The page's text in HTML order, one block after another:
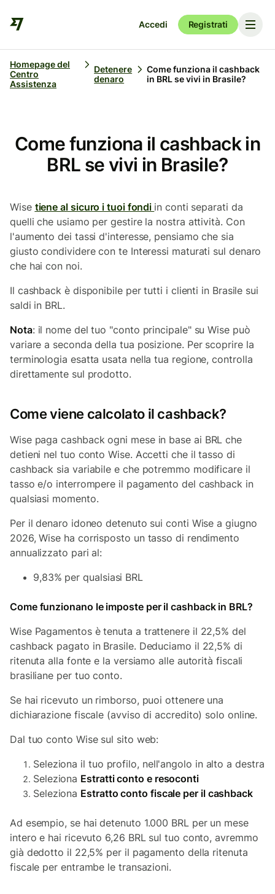
Accedi Registrati
Homepage del
Centro
Assistenza
Detenere
denaro
Come funziona il cashback
in BRL se vivi in Brasile?
Come funziona il cashback in
BRL se vivi in Brasile?
Wise tiene al sicuro i tuoi fondi in conti separati da
quelli che usiamo per gestire la nostra attività. Con
l'aumento dei tassi d'interesse, pensiamo che sia
giusto condividere con te Interessi maturati sul denaro
che hai con noi.
Il cashback è disponibile per tutti i clienti in Brasile sui
saldi in BRL.
Nota: il nome del tuo "conto principale" su Wise può
variare a seconda della tua posizione. Per scoprire la
terminologia esatta usata nella tua regione, controlla
direttamente sul prodotto.
Come viene calcolato il cashback?
Wise paga cashback ogni mese in base ai BRL che
detieni nel tuo conto Wise. Accetti che il tasso di
cashback sia variabile e che potremmo modificare il
tasso e/o interrompere il pagamento del cashback in
qualsiasi momento.
Per il denaro idoneo detenuto sui conti Wise a giugno
2026, Wise ha corrisposto un tasso di rendimento
annualizzato pari al:
9,83% per qualsiasi BRL
Come funzionano le imposte per il cashback in BRL?
Wise Pagamentos è tenuta a trattenere il 22,5% del
cashback pagato in Brasile. Deduciamo il 22,5% di
ritenuta alla fonte e la versiamo alle autorità fiscali
brasiliane per tuo conto.
Se hai ricevuto un rimborso, puoi ottenere una
dichiarazione fiscale (avviso di accredito) solo online.
Dal tuo conto Wise sul sito web:
Seleziona il tuo profilo, nell'angolo in alto a destra
Seleziona Estratti conto e resoconti
Seleziona Estratto conto fiscale per il cashback
Ad esempio, se hai detenuto 1.000 BRL per un mese
intero e hai ricevuto 6,26 BRL sul tuo conto, avremmo
già dedotto il 22,5% per il pagamento della ritenuta
fiscale per entrambe le transazioni.